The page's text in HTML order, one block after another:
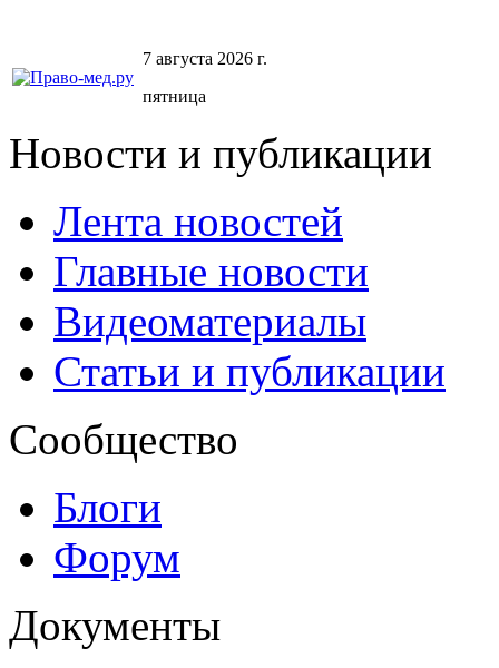
7 августа 2026 г.
пятница
Новости и публикации
Лента новостей
Главные новости
Видеоматериалы
Статьи и публикации
Сообщество
Блоги
Форум
Документы